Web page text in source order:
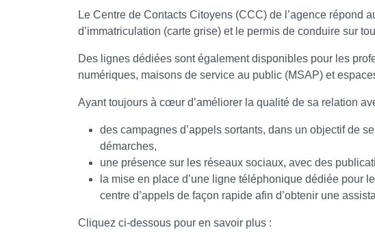
Le Centre de Contacts Citoyens (CCC) de l’agence répond
d’immatriculation (carte grise) et le permis de conduire sur
Des lignes dédiées sont également disponibles pour les
numériques, maisons de service au public (MSAP) et
Ayant toujours à cœur d’améliorer la qualité de sa relation
des campagnes d’appels sortants, dans un objectif de
démarches,
une présence sur les réseaux sociaux, avec des
la mise en place d’une ligne téléphonique dédiée pour
centre d’appels de façon rapide afin d’obtenir une
Cliquez ci-dessous pour en savoir plus :